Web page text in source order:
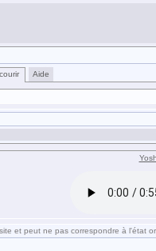
Aide
et peut ne pas correspondre à l'état